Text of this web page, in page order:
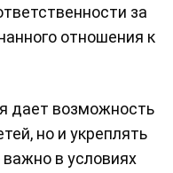
за
отношения к
дает возможность
но и укреплять
в условиях